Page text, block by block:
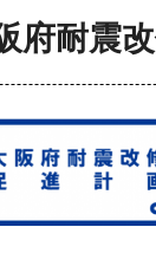
府耐震